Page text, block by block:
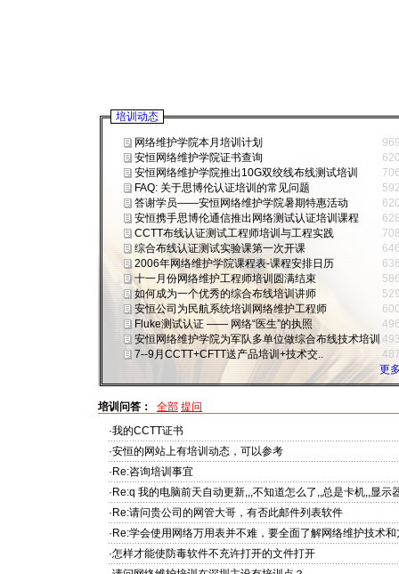
培训动态
网络维护学院本月培训计划
安恒网络维护学院证书查询
安恒网络维护学院推出10G双绞线布线测试培训
FAQ: 关于思博伦认证培训的常见问题
答谢学员——安恒网络维护学院暑期特惠活动
安恒携手思博伦通信推出网络测试认证培训课程
CCTT布线认证测试工程师培训与工程实践
综合布线认证测试实验课第一次开课
2006年网络维护学院课程表-课程安排日历
十一月份网络维护工程师培训圆满结束
如何成为一个优秀的综合布线培训讲师
安恒公司为民航系统培训网络维护工程师
Fluke测试认证 —— 网络“医生”的执照
安恒网络维护学院为军队多单位做综合布线技术培训
7--9月CCTT+CFTT送产品培训+技术交..
更
培训问答： 全部 提问
·我的CCTT证书
·安恒的网站上有培训动态，可以参考
·Re:咨询培训事宜
·Re:q 我的电脑前天自动更新,,,不知道怎么了,,总是卡机,,显
·Re:请问贵公司的网管大哥，有否此邮件列表软件
·Re:学会使用网络万用表并不难，要全面了解网络维护技术
·怎样才能使防毒软件不充许打开的文件打开